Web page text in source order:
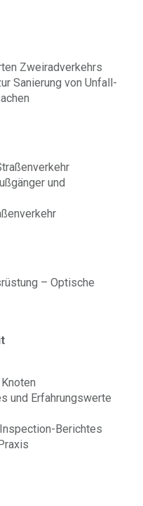
Zweiradverkehrs
Sanierung von Unfall-
und
– Optische
und Erfahrungswerte
Berichtes